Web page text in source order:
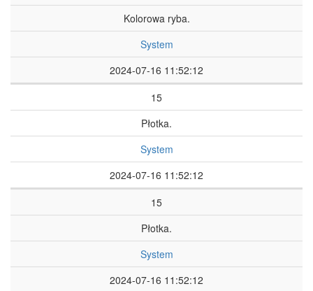
Kolorowa ryba.
System
2024-07-16 11:52:12
15
Płotka.
System
2024-07-16 11:52:12
15
Płotka.
System
2024-07-16 11:52:12